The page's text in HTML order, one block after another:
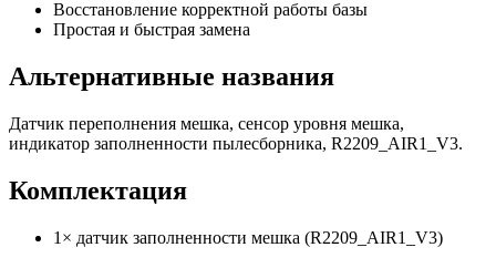
Восстановление корректной работы базы
Простая и быстрая замена
Альтернативные названия
Датчик переполнения мешка, сенсор уровня мешка,
индикатор заполненности пылесборника, R2209_AIR1_V3.
Комплектация
1× датчик заполненности мешка (R2209_AIR1_V3)